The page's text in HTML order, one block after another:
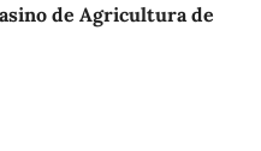
de Agricultura de